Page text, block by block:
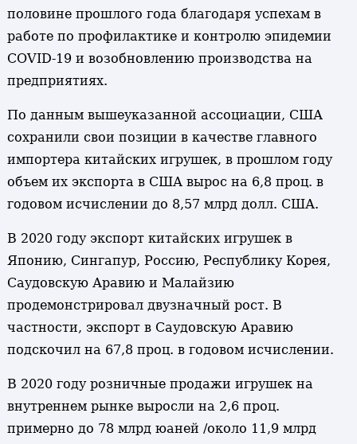
половине прошлого года благодаря успехам в
работе по профилактике и контролю эпидемии
COVID-19 и возобновлению производства на
предприятиях.
По данным вышеуказанной ассоциации, США
сохранили свои позиции в качестве главного
импортера китайских игрушек, в прошлом году
объем их экспорта в США вырос на 6,8 проц. в
годовом исчислении до 8,57 млрд долл. США.
В 2020 году экспорт китайских игрушек в
Японию, Сингапур, Россию, Республику Корея,
Саудовскую Аравию и Малайзию
продемонстрировал двузначный рост. В
частности, экспорт в Саудовскую Аравию
подскочил на 67,8 проц. в годовом исчислении.
В 2020 году розничные продажи игрушек на
внутреннем рынке выросли на 2,6 проц.
примерно до 78 млрд юаней /около 11,9 млрд